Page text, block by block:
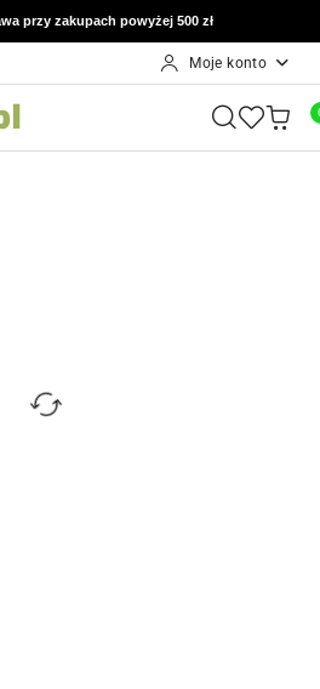
przy zakupach powyżej 500 zł
Moje konto